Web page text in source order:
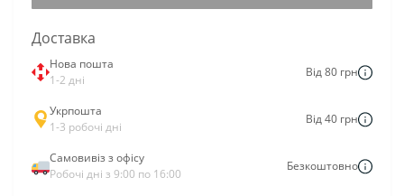
Доставка
Нова пошта
1-2 дні
Від 80 грн
Укрпошта
1-3 робочі дні
Від 40 грн
Самовивіз з офісу
Робочі дні з 9:00 по 16:00
Безкоштовно